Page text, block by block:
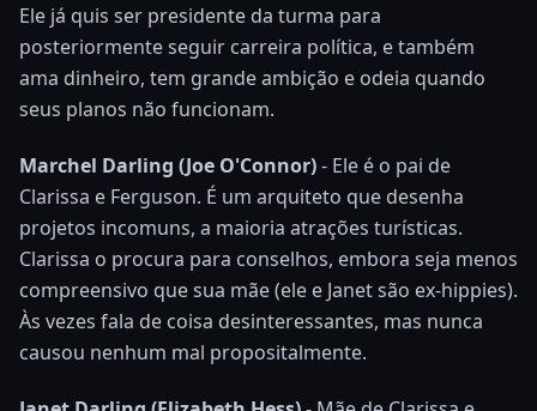
Ele já quis ser presidente da turma para
posteriormente seguir carreira política, e também
ama dinheiro, tem grande ambição e odeia quando
seus planos não funcionam.
Marchel Darling (Joe O'Connor)- Ele é o pai de
Clarissa e Ferguson. É um arquiteto que desenha
projetos incomuns, a maioria atrações turísticas.
Clarissa o procura para conselhos, embora seja menos
compreensivo que sua mãe (ele e Janet são ex-hippies).
Às vezes fala de coisa desinteressantes, mas nunca
causou nenhum mal propositalmente.